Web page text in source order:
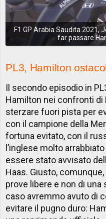
F1 GP Arabia Saudita 2021,
far passare
PL3, Hamilton
Il secondo episodio in
Hamilton nei confronti di
sterzare fuori pista per
con il campione della
fortuna evitato, con il
l’inglese molto
essere stato avvisato
Haas. Giusto,
prove libere e non di
caso avremmo avuto di
evitare il pugno duro: